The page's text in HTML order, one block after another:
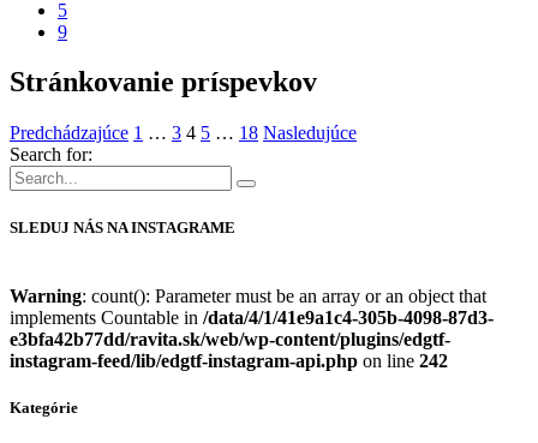
Stránkovanie príspevkov
Predchádzajúce 1 … 3 4 5 … 18 Nasledujúce
Search for:
SLEDUJ NÁS NA INSTAGRAME
Warning: count(): Parameter must be an array or an object that
implements Countable in /data/4/1/41e9a1c4-305b-4098-87d3-
e3bfa42b77dd/ravita.sk/web/wp-content/plugins/edgtf-
instagram-feed/lib/edgtf-instagram-api.php on line 242
Kategórie